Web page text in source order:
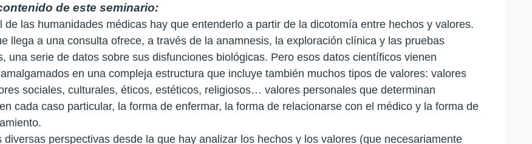
de este seminario:
de las humanidades médicas hay que entenderlo a partir de la dicotomía entre hechos y valores.
llega a una consulta ofrece, a través de la anamnesis, la exploración clínica y las pruebas
una serie de datos sobre sus disfunciones biológicas. Pero esos datos científicos vienen
en una compleja estructura que incluye también muchos tipos de valores: valores
sociales, culturales, éticos, estéticos, religiosos… valores personales que determinan
cada caso particular, la forma de enfermar, la forma de relacionarse con el médico y la forma de
diversas perspectivas desde la que hay analizar los hechos y los valores (que necesariamente